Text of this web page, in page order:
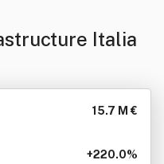
Italia
15.7 M €
+220.0%